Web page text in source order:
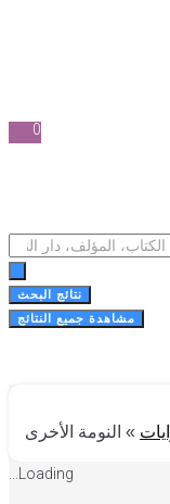
نتائج البحث
مشاهدة جميع النتائج
»النومة الأخرى
Loading...